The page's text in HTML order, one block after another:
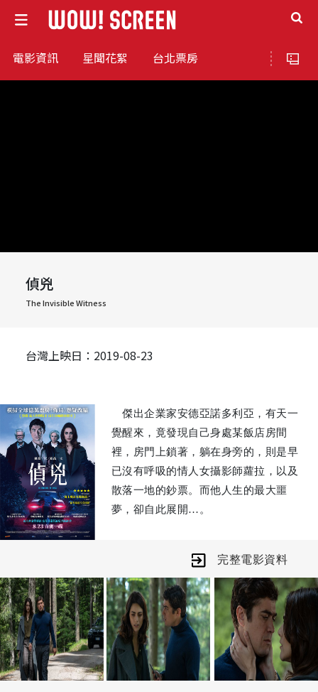
電影資訊 星聞花絮 台北票房
偵兇
The Invisible Witness
台灣上映日：2019-08-23
傑出企業家安德亞諾多利亞，有天一
覺醒來，竟發現自己身處某飯店房間
裡，房門上鎖著，躺在身旁的，則是早
已沒有呼吸的情人女攝影師蘿拉，以及
散落一地的鈔票。而他人生的最大噩
夢，卻自此展開…。
費拉拉來為自己辯護，費拉拉以從未輸
過一場官司而聞名，並將極力捍衛他的
清白，證明他是無罪的。
就在關鍵證人的突然出現以及即將到
來的庭審，迫使安德亞諾多利亞與維吉
妮雅費拉拉，必須在三個小時內，擬好
辯護策略並尋找無罪證明。在無路可退
完整電影資料